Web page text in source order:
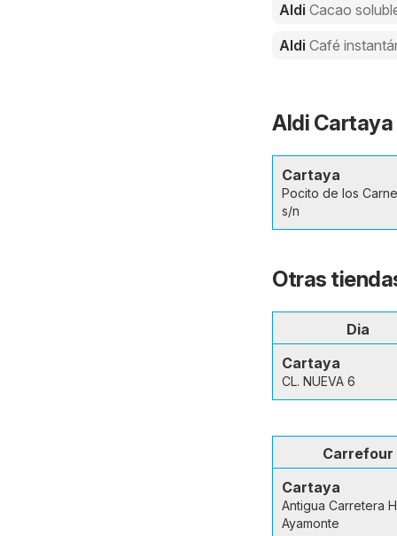
Aldi Cacao
Aldi Café
Aldi Cartaya
Cartaya
Pocito de los
s/n
Otras
Dia
Cartaya
CL. NUEVA 6
Carrefour
Cartaya
Antigua Carretera
Ayamonte